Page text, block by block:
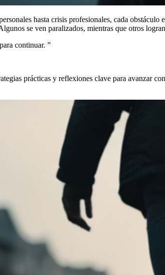
hasta crisis profesionales, cada
se ven paralizados, mientras que otros
continuar. ”
prácticas y reflexiones clave para avanzar